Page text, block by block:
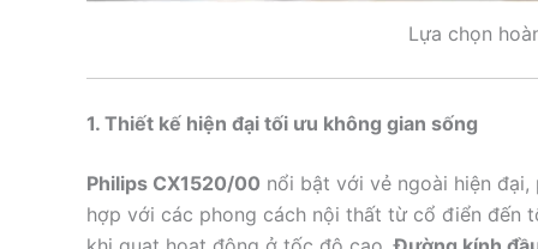
Lựa chọn
1. Thiết kế hiện đại tối ưu không gian sống
Philips CX1520/00 nổi bật với vẻ ngoài hiện
hợp với các phong cách nội thất từ cổ điển đến